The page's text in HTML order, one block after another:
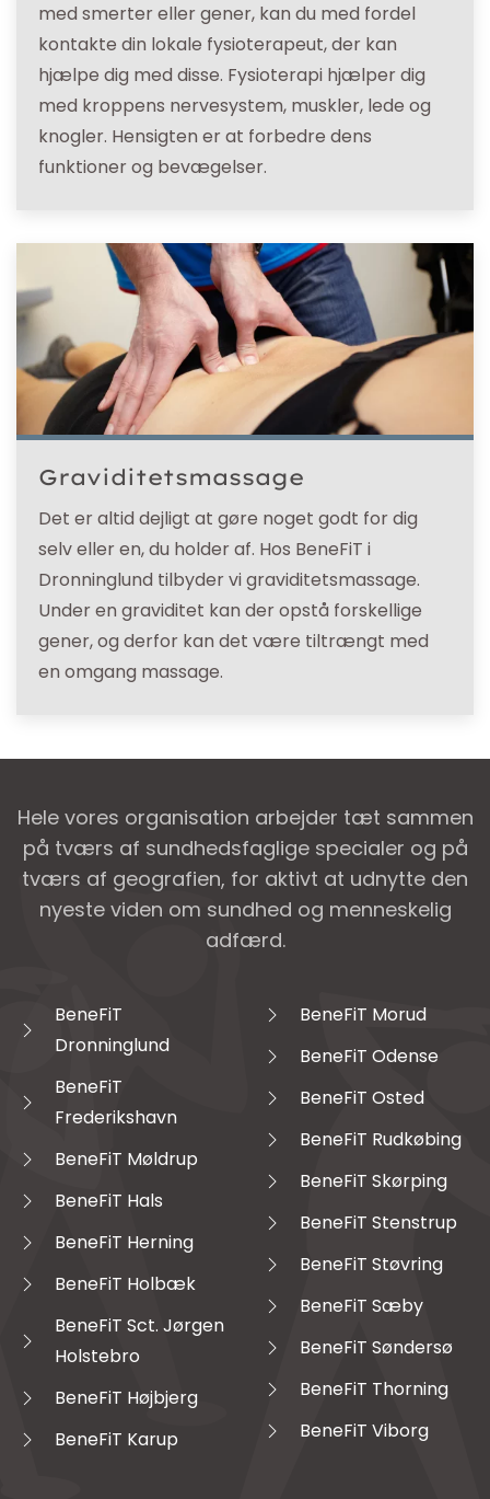
med smerter eller gener, kan du med fordel
kontakte din lokale fysioterapeut, der kan
hjælpe dig med disse. Fysioterapi hjælper dig
med kroppens nervesystem, muskler, lede og
knogler. Hensigten er at forbedre dens
funktioner og bevægelser.
Graviditetsmassage
Det er altid dejligt at gøre noget godt for dig
selv eller en, du holder af. Hos BeneFiT i
Dronninglund tilbyder vi graviditetsmassage.
Under en graviditet kan der opstå forskellige
gener, og derfor kan det være tiltrængt med
en omgang massage.
Hele vores organisation arbejder tæt sammen
på tværs af sundhedsfaglige specialer og på
tværs af geografien, for aktivt at udnytte den
nyeste viden om sundhed og menneskelig
adfærd.
BeneFiT
Dronninglund
BeneFiT
Frederikshavn
BeneFiT Møldrup
BeneFiT Hals
BeneFiT Herning
BeneFiT Holbæk
BeneFiT Sct. Jørgen
Holstebro
BeneFiT Højbjerg
BeneFiT Karup
BeneFiT Morud
BeneFiT Odense
BeneFiT Osted
BeneFiT Rudkøbing
BeneFiT Skørping
BeneFiT Stenstrup
BeneFiT Støvring
BeneFiT Sæby
BeneFiT Søndersø
BeneFiT Thorning
BeneFiT Viborg